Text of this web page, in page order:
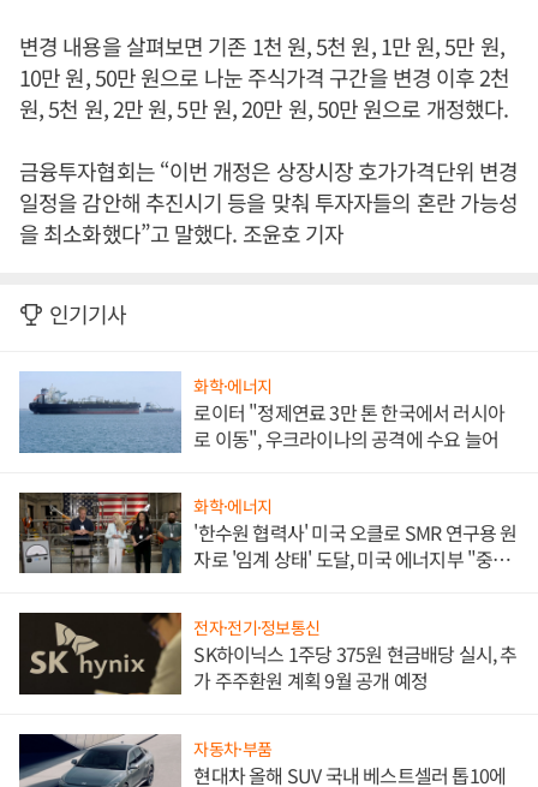
변경 내용을 살펴보면 기존 1천 원, 5천 원, 1만 원, 5만 원,
10만 원, 50만 원으로 나눈 주식가격 구간을 변경 이후 2천
원, 5천 원, 2만 원, 5만 원, 20만 원, 50만 원으로 개정했다.
금융투자협회는 “이번 개정은 상장시장 호가가격단위 변경
일정을 감안해 추진시기 등을 맞춰 투자자들의 혼란 가능성
을 최소화했다”고 말했다. 조윤호 기자
인기기사
화학·에너지
로이터 "정제연료 3만 톤 한국에서 러시아
로 이동", 우크라이나의 공격에 수요 늘어
화학·에너지
'한수원 협력사' 미국 오클로 SMR 연구용 원
자로 '임계 상태' 도달, 미국 에너지부 "중요
전자·전기·정보통신
SK하이닉스 1주당 375원 현금배당 실시, 추
가 주주환원 계획 9월 공개 예정
자동차·부품
현대차 올해 SUV 국내 베스트셀러 톱10에